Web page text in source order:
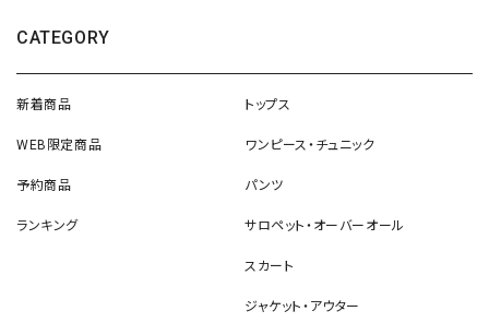
CATEGORY
新着商品
WEB限定商品
予約商品
ランキング
トップス
ワンピース・チュニック
パンツ
サロペット・オーバーオール
スカート
ジャケット・アウター